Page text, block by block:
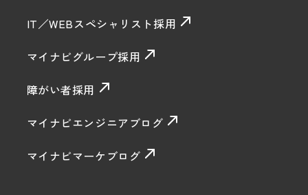
IT／WEBスペシャリスト採用
マイナビグループ採用
障がい者採用
マイナビエンジニアブログ
マイナビマーケブログ